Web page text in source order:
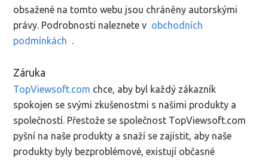
obsažené na tomto webu jsou chráněny autorskými
právy. Podrobnosti naleznete v obchodních
podmínkách .
Záruka
TopViewsoft.com chce, aby byl každý zákazník
spokojen se svými zkušenostmi s našimi produkty a
společností. Přestože se společnost TopViewsoft.com
pyšní na naše produkty a snaží se zajistit, aby naše
produkty byly bezproblémové, existují občasné